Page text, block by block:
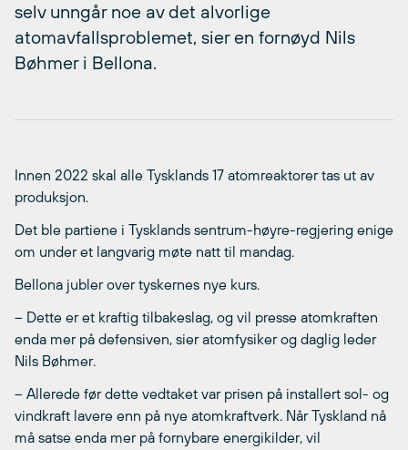
selv unngår noe av det alvorlige
atomavfallsproblemet, sier en fornøyd Nils
Bøhmer i Bellona.
Innen 2022 skal alle Tysklands 17 atomreaktorer tas ut av
produksjon.
Det ble partiene i Tysklands sentrum-høyre-regjering enige
om under et langvarig møte natt til mandag.
Bellona jubler over tyskernes nye kurs.
– Dette er et kraftig tilbakeslag, og vil presse atomkraften
enda mer på defensiven, sier atomfysiker og daglig leder
Nils Bøhmer.
– Allerede før dette vedtaket var prisen på installert sol- og
vindkraft lavere enn på nye atomkraftverk. Når Tyskland nå
må satse enda mer på fornybare energikilder, vil